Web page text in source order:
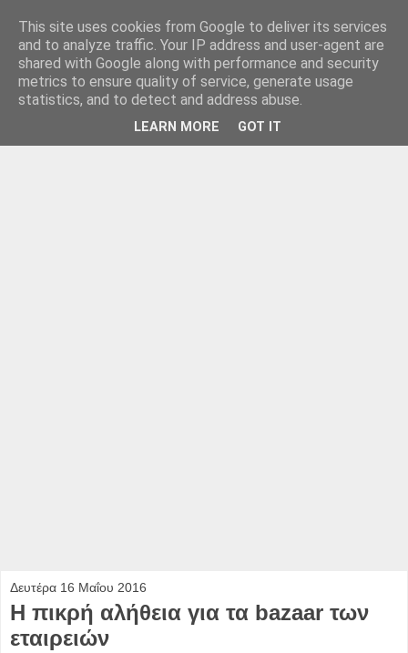
Δευτέρα 16 Μαΐου 2016
Η πικρή αλήθεια για τα bazaar των
εταιρειών
This site uses cookies from Google to deliver its services
and to analyze traffic. Your IP address and user-agent are
shared with Google along with performance and security
metrics to ensure quality of service, generate usage
statistics, and to detect and address abuse.
LEARN MORE GOT IT